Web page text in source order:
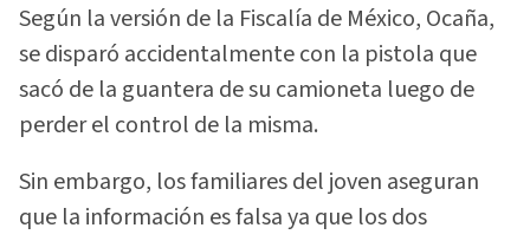
Según la versión de la Fiscalía de México, Ocaña,
se disparó accidentalmente con la pistola que
sacó de la guantera de su camioneta luego de
perder el control de la misma.
Sin embargo, los familiares del joven aseguran
que la información es falsa ya que los dos